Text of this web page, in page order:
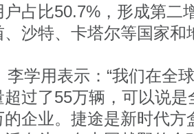
户占比50.7%，形成第二
、沙特、卡塔尔等国家
李学用表示：“我们在全
超过了55万辆，可以说
的企业。捷途是新时代